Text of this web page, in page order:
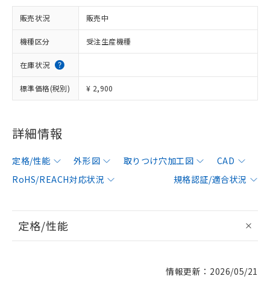
販売状況 販売中
機種区分 受注生産機種
在庫状況
標準価格(税別) ¥ 2,900
詳細情報
定格/性能 外形図 取りつけ穴加工図
CAD
RoHS/REACH対応状況
規格認証/適合状況
定格/性能
情報更新：2026/05/21